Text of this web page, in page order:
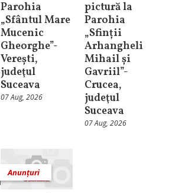
Parohia
„Sfântul Mare
Mucenic
Gheorghe”-
Verești,
judeţul
Suceava
07 Aug, 2026
pictură la
Parohia
„Sfinții
Arhangheli
Mihail și
Gavriil”-
Crucea,
judeţul
Suceava
07 Aug, 2026
Anunțuri